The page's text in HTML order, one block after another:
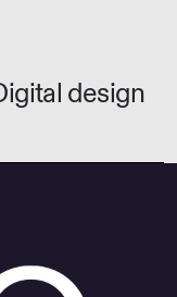
design